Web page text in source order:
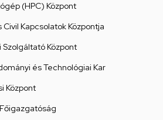
(HPC) Központ
Kapcsolatok Központja
Központ
és Technológiai Kar
Központ